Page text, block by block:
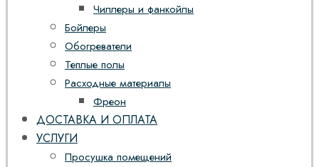
Чиллеры и фанкойлы
Бойлеры
Обогреватели
Теплые полы
Расходные материалы
Фреон
ДОСТАВКА И ОПЛАТА
УСЛУГИ
Просушка помещений